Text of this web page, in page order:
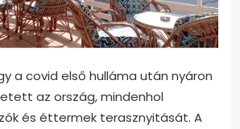
a covid első hulláma után nyáron
az ország, mindenhol
és éttermek terasznyitását. A